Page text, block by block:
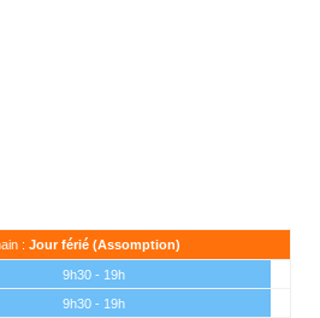
: Jour férié (Assomption)
9h30 - 19h
9h30 - 19h